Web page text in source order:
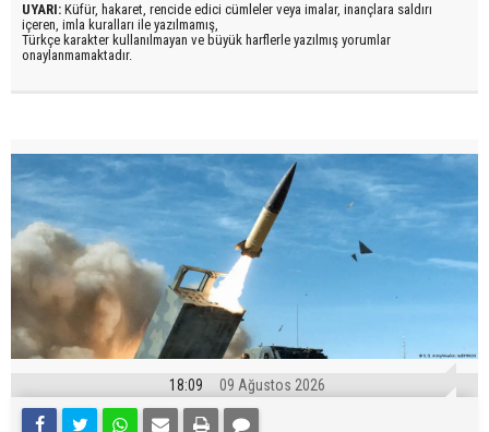
UYARI: Küfür, hakaret, rencide edici cümleler veya imalar, inançlara saldırı
içeren, imla kuralları ile yazılmamış,
Türkçe karakter kullanılmayan ve büyük harflerle yazılmış yorumlar
onaylanmamaktadır.
18:09 09 Ağustos 2026